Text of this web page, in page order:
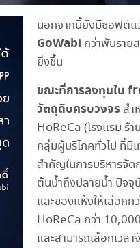
นอกจากนี้ยังมีซอฟต์แ
GoWabi กว่าพันราย
ยิ่งขึ้น
ขณะที่การลงทุนใน
วัตถุดิบครบวงจร สำ
HoReCa (โรงแรม ร้
กลุ่มผู้บริโภคทั่วไป ที่มี
สำคัญในการบริหารจั
ต้นน้ำถึงปลายน้ำ ปัจ
และของแห้งให้เลือกก
HoReCa กว่า
และสามารถเลือกเวล